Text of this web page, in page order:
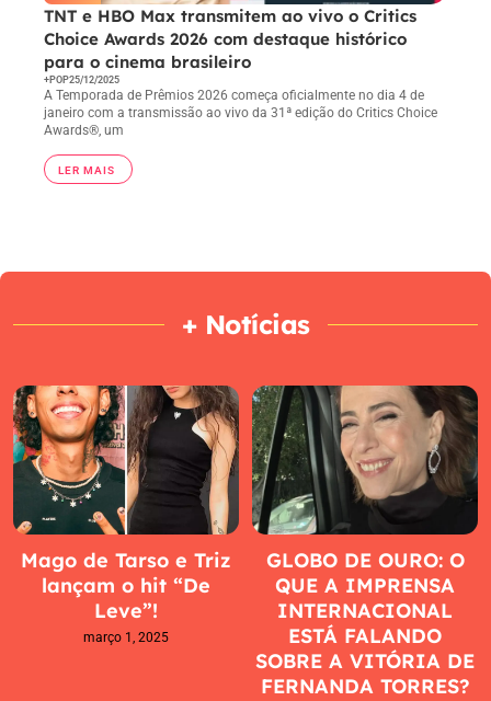
TNT e HBO Max transmitem ao vivo o Critics
Choice Awards 2026 com destaque histórico
para o cinema brasileiro
+POP25/12/2025
A Temporada de Prêmios 2026 começa oficialmente no dia 4 de
janeiro com a transmissão ao vivo da 31ª edição do Critics Choice
Awards®, um
LER MAIS
+ Notícias
Mago de Tarso e Triz
lançam o hit “De
Leve”!
março 1, 2025
GLOBO DE OURO: O
QUE A IMPRENSA
INTERNACIONAL
ESTÁ FALANDO
SOBRE A VITÓRIA DE
FERNANDA TORRES?